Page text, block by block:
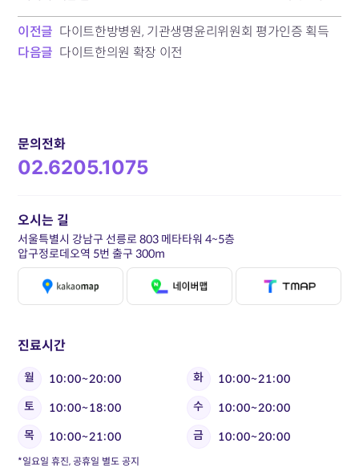
이전글 다이트한방병원, 기관생명윤리위원회 평가인증 획득
다음글 다이트한의원 확장 이전
문의전화
02.6205.1075
진료시간
월 10:00~20:00 화
10:00~21:00
토
10:00~18:00 수
10:00~20:00
목
10:00~21:00 금 10:00~20:00
*일요일 휴진, 공휴일 별도 공지
오시는 길
서울특별시 강남구 선릉로 803 메타타워 4~5층
압구정로데오역 5번 출구 300m